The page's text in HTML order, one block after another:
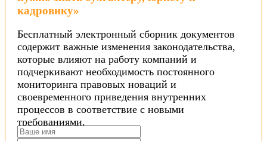
кадровику»
Бесплатный электронный сборник документов
содержит важные изменения законодательства,
которые влияют на работу компаний и
подчеркивают необходимость постоянного
мониторинга правовых новаций и
своевременного приведения внутренних
процессов в соответствие с новыми
требованиями.